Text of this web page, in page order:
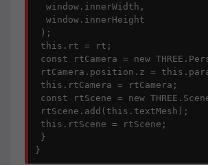
  window.innerWidth,
  window.innerHeight
);
this.rt = rt;
const rtCamera = new
rtCamera.position.z =
this.rtCamera = rtCamera;
const rtScene = new
rtScene.add(this.textMesh);
this.rtScene = rtScene;
}